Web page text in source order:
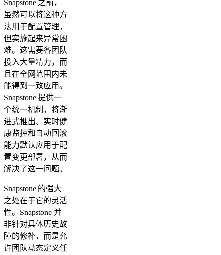
Snapstone 之前，
虽然可以将这种方
法用于配置管理，
但实施起来异常困
难。这需要各团队
投入大量精力，而
且在全网范围内未
能得到一致应用。
Snapstone 提供一
个统一机制，将渐
进式推出、实时健
康监控和自动回滚
能力默认应用于配
置变更部署，从而
解决了这一问题。
Snapstone 的强大
之处在于它的灵活
性。Snapstone 并
非针对具体历史故
障的修补，而是允
许团队动态定义任